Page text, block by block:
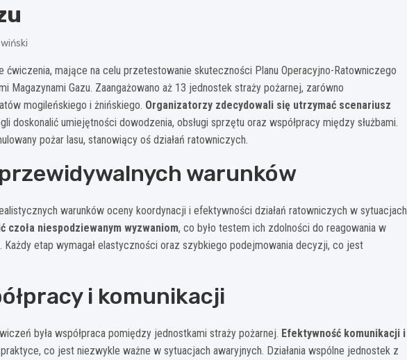
ćwiczenia, mające na celu przetestowanie skuteczności Planu Operacyjno-Ratowniczego
Magazynami Gazu. Zaangażowano aż 13 jednostek straży pożarnej, zarówno
mogileńskiego i żnińskiego. Organizatorzy zdecydowali się utrzymać scenariusz
doskonalić umiejętności dowodzenia, obsługi sprzętu oraz współpracy między służbami.
pożar lasu, stanowiący oś działań ratowniczych.
warunków
warunków oceny koordynacji i efektywności działań ratowniczych w sytuacjach
czoła niespodziewanym wyzwaniom, co było testem ich zdolności do reagowania w
etap wymagał elastyczności oraz szybkiego podejmowania decyzji, co jest
i komunikacji
była współpraca pomiędzy jednostkami straży pożarnej. Efektywność komunikacji i
co jest niezwykle ważne w sytuacjach awaryjnych. Działania wspólne jednostek z